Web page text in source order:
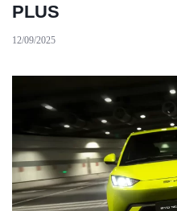
PLUS
12/09/2025